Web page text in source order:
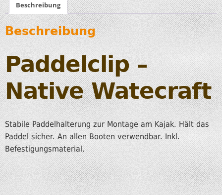
Beschreibung
Beschreibung
Paddelclip –
Native Watecraft
Stabile Paddelhalterung zur Montage am Kajak. Hält das
Paddel sicher. An allen Booten verwendbar. Inkl.
Befestigungsmaterial.